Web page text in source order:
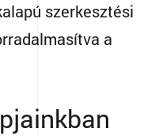
szerkesztési
a